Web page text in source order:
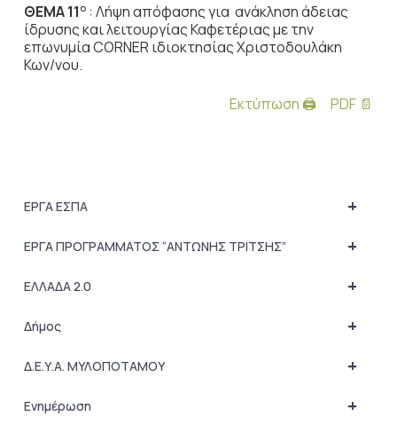
ΘΕΜΑ 11 Ο: Λήψη απόφασης για ανάκληση άδειας
ίδρυσης και λειτουργίας Καφετέριας με την
επωνυμία CORNER ιδιοκτησίας Χριστοδουλάκη
Κων/νου.
Εκτύπωση 🖨
PDF 📄
+
ΕΡΓΑ ΕΣΠΑ
+
ΕΡΓΑ ΠΡΟΓΡΑΜΜΑΤΟΣ “ΑΝΤΩΝΗΣ ΤΡΙΤΣΗΣ”
+
ΕΛΛΑΔΑ 2.0
+
Δήμος
+
Δ.Ε.Υ.Α. ΜΥΛΟΠΟΤΑΜΟΥ
+
Ενημέρωση